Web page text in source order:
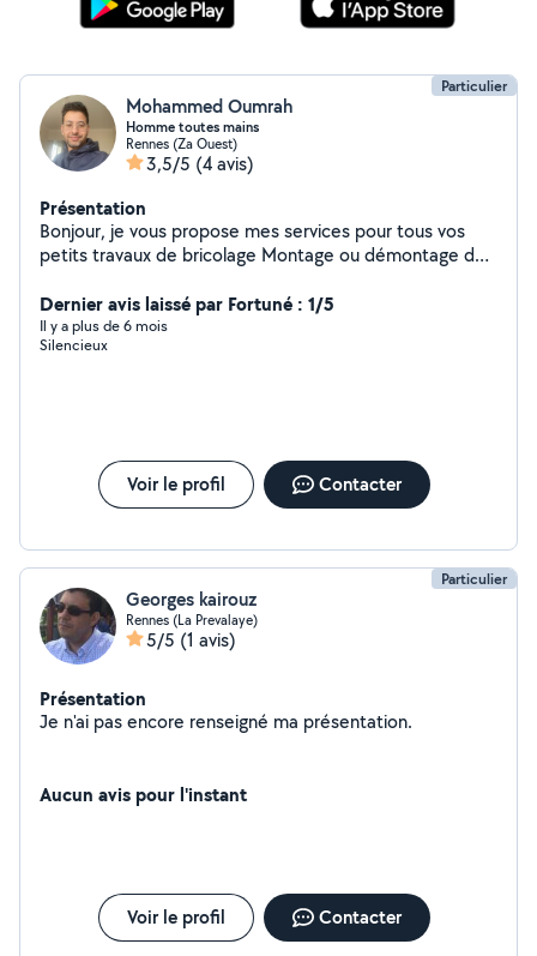
Particulier
Mohammed Oumrah
Homme toutes mains
Rennes (Za Ouest)
3,5/5 (4 avis)
Présentation
Bonjour, je vous propose mes services pour tous vos
petits travaux de bricolage Montage ou démontage de
barres de rideaux, support TV Pose de lustre et
appliques Changement interrupteurs et prises, poignées
porte, serrures Pose parquet, lavabo, mitigeur Peinture
Dernier avis laissé par Fortuné : 1/5
Il y a plus de 6 mois
Silencieux
Voir le profil Contacter
Particulier
Georges kairouz
Rennes (La Prevalaye)
5/5 (1 avis)
Présentation
Je n'ai pas encore renseigné ma présentation.
Aucun avis pour l'instant
Voir le profil Contacter